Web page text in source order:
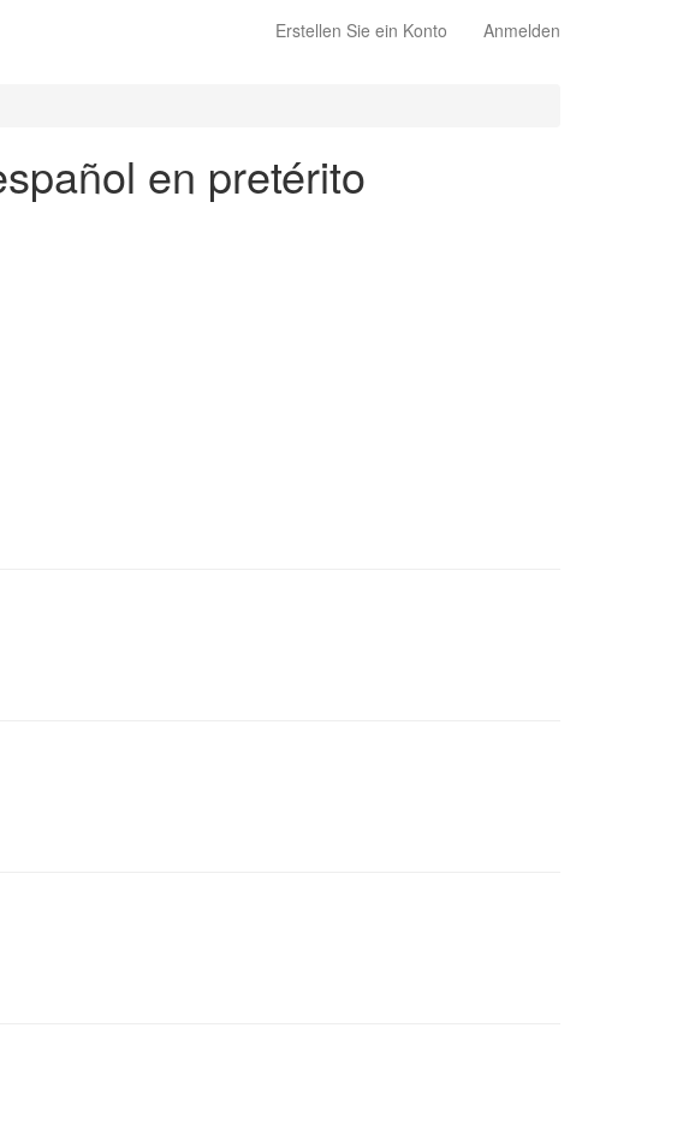
Erstellen Sie ein Konto Anmelden
en pretérito